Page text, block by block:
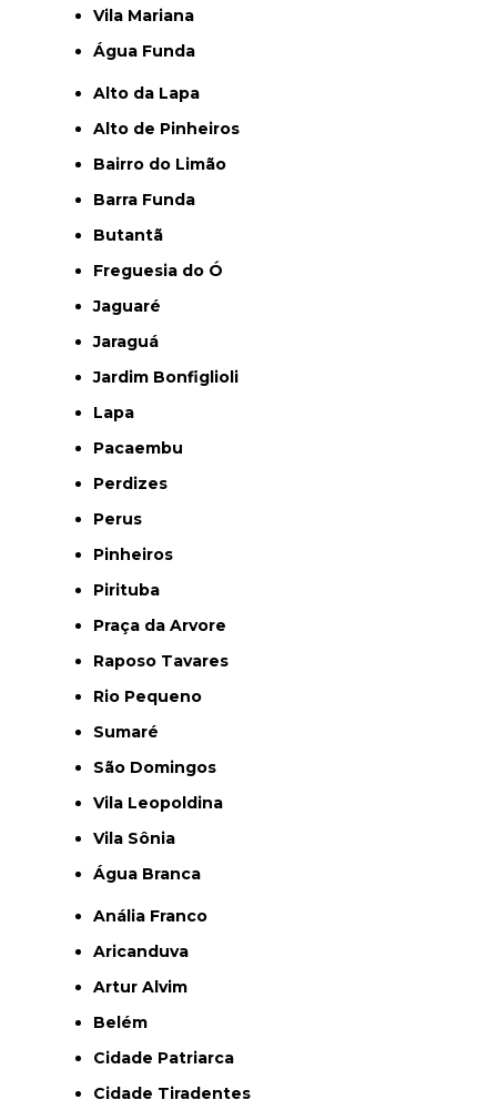
Vila Mariana
Água Funda
Alto da Lapa
Alto de Pinheiros
Bairro do Limão
Barra Funda
Butantã
Freguesia do Ó
Jaguaré
Jaraguá
Jardim Bonfiglioli
Lapa
Pacaembu
Perdizes
Perus
Pinheiros
Pirituba
Praça da Arvore
Raposo Tavares
Rio Pequeno
Sumaré
São Domingos
Vila Leopoldina
Vila Sônia
Água Branca
Anália Franco
Aricanduva
Artur Alvim
Belém
Cidade Patriarca
Cidade Tiradentes